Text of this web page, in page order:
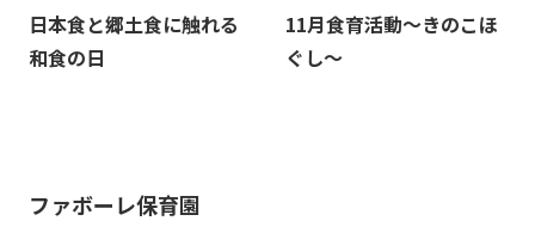
日本食と郷土食に触れる
和食の日
11月食育活動～きのこほ
ぐし～
ファボーレ保育園